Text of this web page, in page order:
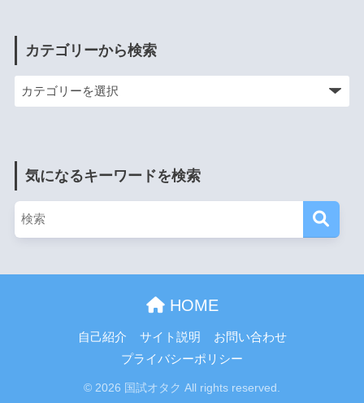
カテゴリーから検索
気になるキーワードを検索
HOME
自己紹介 サイト説明
お問い合わせ
プライバシーポリシー
© 2026 国試オタク All rights reserved.